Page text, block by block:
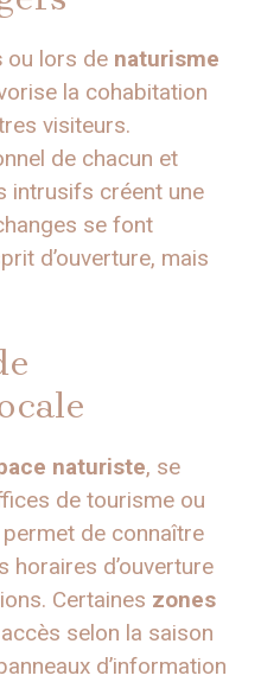
ou lors de naturisme
la cohabitation
visiteurs.
de chacun et
intrusifs créent une
se font
d’ouverture, mais
naturiste, se
de tourisme ou
de connaître
horaires d’ouverture
Certaines zones
selon la saison
d’information